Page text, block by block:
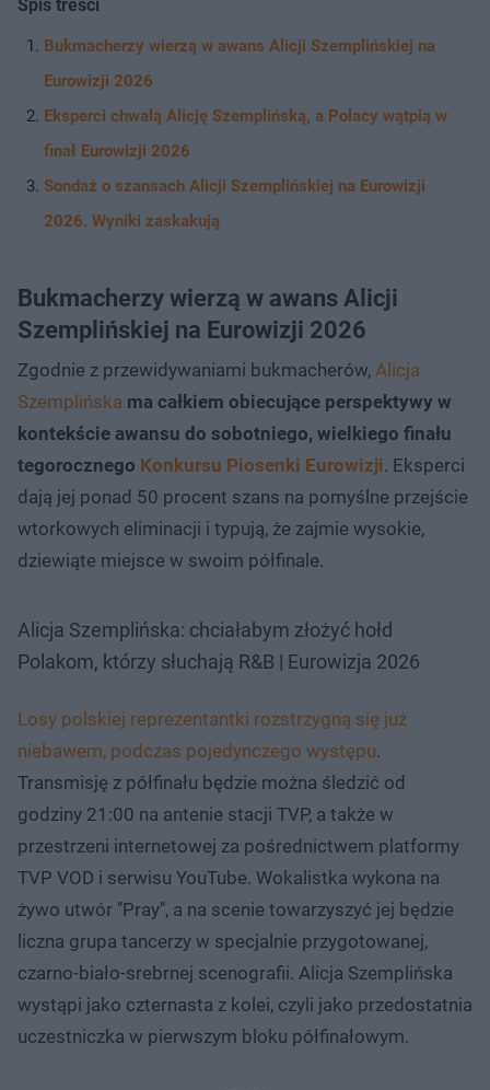
Spis treści
Bukmacherzy wierzą w awans Alicji Szemplińskiej na
Eurowizji 2026
Eksperci chwalą Alicję Szemplińską, a Polacy wątpią w
finał Eurowizji 2026
Sondaż o szansach Alicji Szemplińskiej na Eurowizji
2026. Wyniki zaskakują
Bukmacherzy wierzą w awans Alicji
Szemplińskiej na Eurowizji 2026
Zgodnie z przewidywaniami bukmacherów, Alicja
Szemplińska ma całkiem obiecujące perspektywy w
kontekście awansu do sobotniego, wielkiego finału
tegorocznego Konkursu Piosenki Eurowizji. Eksperci
dają jej ponad 50 procent szans na pomyślne przejście
wtorkowych eliminacji i typują, że zajmie wysokie,
dziewiąte miejsce w swoim półfinale.
Alicja Szemplińska: chciałabym złożyć hołd
Polakom, którzy słuchają R&B | Eurowizja 2026
Losy polskiej reprezentantki rozstrzygną się już
niebawem, podczas pojedynczego występu.
Transmisję z półfinału będzie można śledzić od
godziny 21:00 na antenie stacji TVP, a także w
przestrzeni internetowej za pośrednictwem platformy
TVP VOD i serwisu YouTube. Wokalistka wykona na
żywo utwór "Pray", a na scenie towarzyszyć jej będzie
liczna grupa tancerzy w specjalnie przygotowanej,
czarno-biało-srebrnej scenografii. Alicja Szemplińska
wystąpi jako czternasta z kolei, czyli jako przedostatnia
uczestniczka w pierwszym bloku półfinałowym.